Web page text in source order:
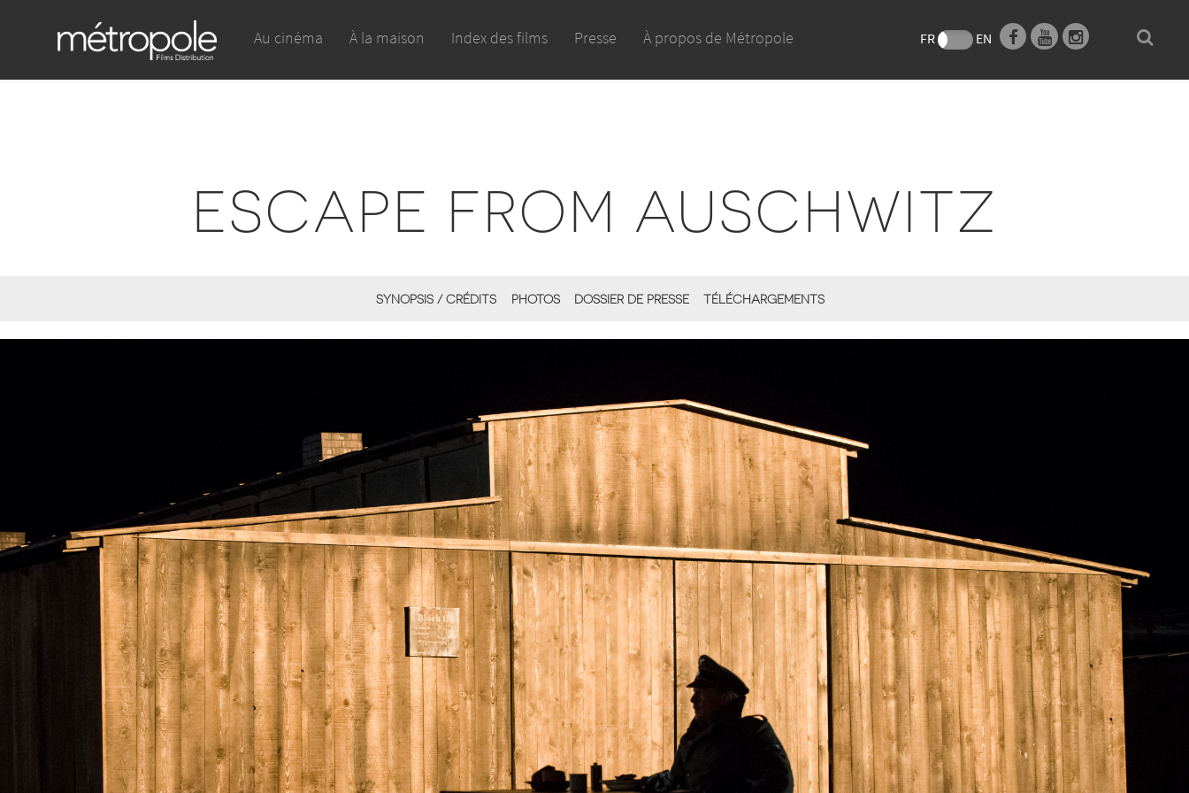
Au cinéma À la maison Index des films Presse À propos de Métropole FR EN
ESCAPE FROM AUSCHWITZ
SYNOPSIS / CRÉDITS PHOTOS DOSSIER DE PRESSE TÉLÉCHARGEMENTS